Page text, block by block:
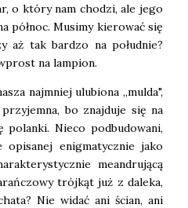
o który nam chodzi, ale jego
północ. Musimy kierować się
aż tak bardzo na południe?
na lampion.
najmniej ulubiona ,,mulda",
bo znajduje się na
polanki. Nieco podbudowani,
opisanej enigmatycznie jako
meandrującą
trójkąt już z daleka,
Nie widać ani ścian, ani